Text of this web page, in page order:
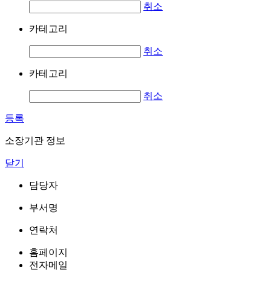
취소
카테고리
취소
카테고리
취소
등록
소장기관 정보
닫기
담당자
부서명
연락처
홈페이지
전자메일